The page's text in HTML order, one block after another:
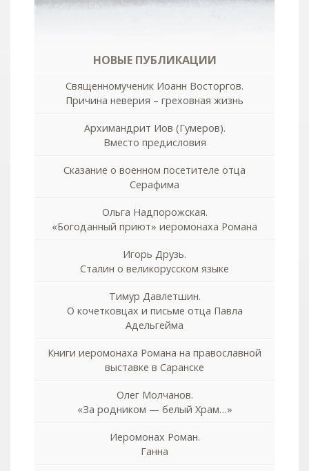
НОВЫЕ ПУБЛИКАЦИИ
Священномученик Иоанн Восторгов.
Причина неверия – греховная жизнь
Архимандрит Иов (Гумеров).
Вместо предисловия
Сказание о военном посетителе отца
Серафима
Ольга Надпорожская.
«Богоданный приют» иеромонаха Романа
Игорь Друзь.
Сталин о великорусском языке
Тимур Давлетшин.
О кочетковцах и письме отца Павла
Адельгейма
Книги иеромонаха Романа на православной
выставке в Саранске
Олег Молчанов.
«За родником — белый Храм…»
Иеромонах Роман.
Ганна